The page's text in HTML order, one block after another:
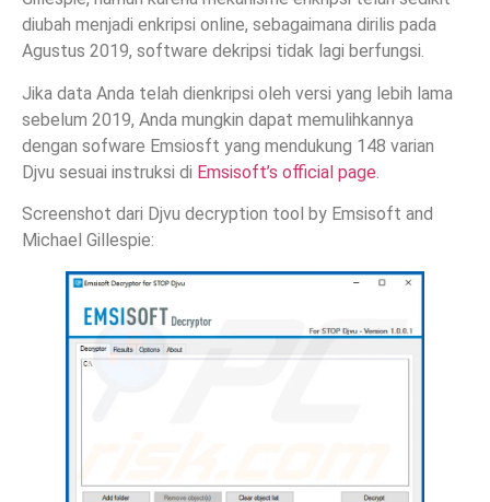
diubah menjadi enkripsi online, sebagaimana dirilis pada
Agustus 2019, software dekripsi tidak lagi berfungsi.
Jika data Anda telah dienkripsi oleh versi yang lebih lama
sebelum 2019, Anda mungkin dapat memulihkannya
dengan sofware Emsiosft yang mendukung 148 varian
Djvu sesuai instruksi di Emsisoft’s official page
Screenshot dari Djvu decryption tool by Emsisoft and
Michael Gillespie: